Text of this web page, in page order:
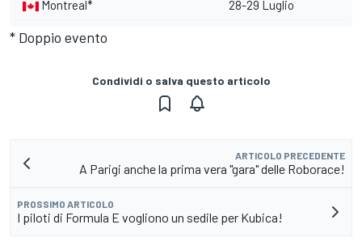
Montreal* 28-29 Luglio
* Doppio evento
Condividi o salva questo articolo
ARTICOLO PRECEDENTE
A Parigi anche la prima vera "gara" delle Roborace!
PROSSIMO ARTICOLO
I piloti di Formula E vogliono un sedile per Kubica!